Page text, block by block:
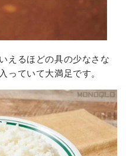
えるほどの具の少なさな
っていて大満足です。